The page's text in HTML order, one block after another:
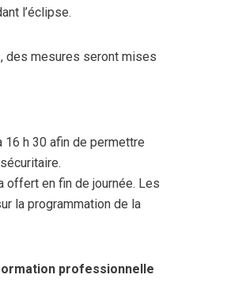
l’éclipse.
des mesures seront mises
16 h 30 afin de permettre
offert en fin de journée. Les
la programmation de la
professionnelle